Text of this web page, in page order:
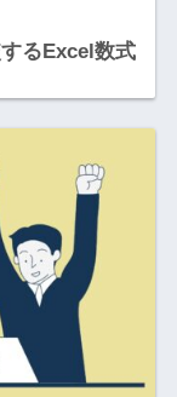
るExcel数式